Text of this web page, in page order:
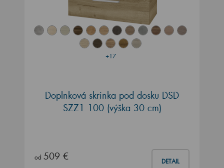
+17
Doplnková skrinka pod dosku DSD
SZZ1 100 (výška 30 cm)
od 509 € DETAIL